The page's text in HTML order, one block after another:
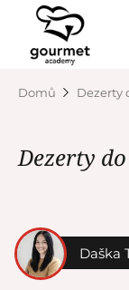
Domů Dezerty
Dezerty
Daška